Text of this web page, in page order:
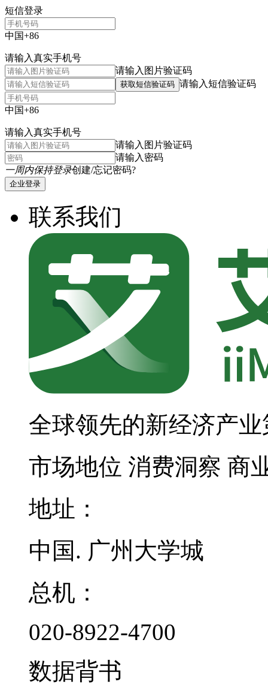
短信登录
中国+86
请输入真实手机号
请输入图片验证码
获取短信验证码 请输入短信验证码
中国+86
请输入真实手机号
请输入图片验证码
请输入密码
一周内保持登录创建/忘记密码?
企业登录
联系我们
全球领先的新经济产
市场地位 消费洞察 商
地址：
中国. 广州大学城
总机：
020-8922-4700
数据背书